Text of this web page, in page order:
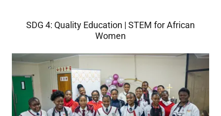
SDG 4: Quality Education | STEM for African
Women